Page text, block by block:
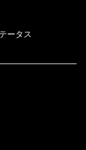
ータス